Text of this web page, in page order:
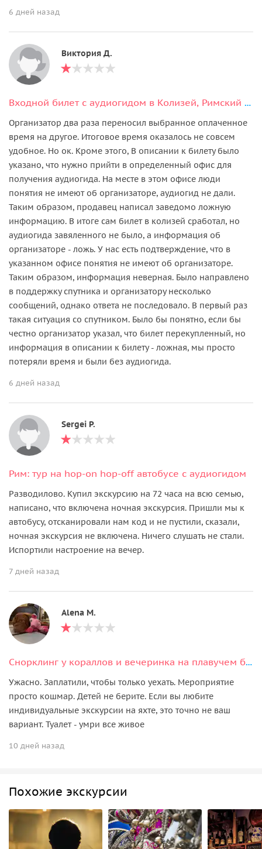
6 дней назад
Виктория Д.
Входной билет с аудиогидом в Колизей, Римский форум и на Палатинский холм
Организатор два раза переносил выбранное оплаченное
время на другое. Итоговое время оказалось не совсем
удобное. Но ок. Кроме этого, В описании к билету было
указано, что нужно прийти в определенный офис для
получения аудиогида. На месте в этом офисе люди
понятия не имеют об организаторе, аудиогид не дали.
Таким образом, продавец написал заведомо ложную
информацию. В итоге сам билет в колизей сработал, но
аудиогида завяленного не было, а информация об
организаторе - ложь. У нас есть подтверждение, что в
указанном офисе понятия не имеют об организаторе.
Таким образом, информация неверная. Было направлено
в поддержку спутника и организатору несколько
сообщений, однако ответа не последовало. В первый раз
такая ситуация со спутником. Было бы понятно, если бы
честно организатор указал, что билет перекупленный, но
информация в описании к билету - ложная, мы просто
потеряли время и были без аудиогида.
6 дней назад
Sergei P.
Рим: тур на hop-on hop-off автобусе с аудиогидом
Разводилово. Купил экскурсию на 72 часа на всю семью,
написано, что включена ночная экскурсия. Пришли мы к
автобусу, отсканировали нам код и не пустили, сказали,
ночная экскурсия не включена. Ничего слушать не стали.
Испортили настроение на вечер.
7 дней назад
Alena M.
Снорклинг у кораллов и вечеринка на плавучем баре
Ужасно. Заплатили, чтобы только уехать. Мероприятие
просто кошмар. Детей не берите. Если вы любите
индивидуальные экскурсии на яхте, это точно не ваш
вариант. Туалет - умри все живое
10 дней назад
Похожие экскурсии